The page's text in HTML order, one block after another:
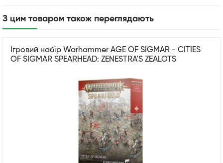
З цим товаром також переглядають
Ігровий набір Warhammer AGE OF SIGMAR - CITIES
OF SIGMAR SPEARHEAD: ZENESTRA'S ZEALOTS